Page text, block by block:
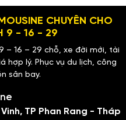
CHUYÊN CHO
9 - 16 - 29
– 16 – 29 chỗ, xe đời mới, tài
hợp lý. Phục vụ du lịch, công
sân bay.
TP Phan Rang - Tháp